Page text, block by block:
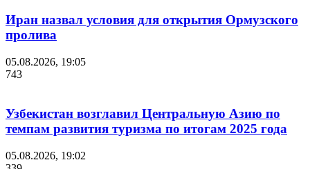
Иран назвал условия для открытия Ормузского
пролива
05.08.2026, 19:05
743
Узбекистан возглавил Центральную Азию по
темпам развития туризма по итогам 2025 года
05.08.2026, 19:02